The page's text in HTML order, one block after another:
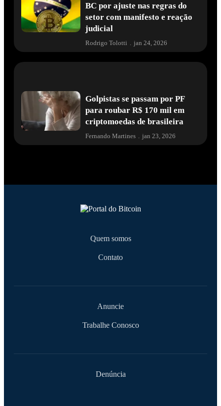
BC por ajuste nas regras do
setor com manifesto e reação
judicial
Rodrigo Tolotti . jan 24, 2026
Golpistas se passam por PF
para roubar R$ 170 mil em
criptomoedas de brasileira
Fernando Martines jan 23, 2026
Quem somos
Contato
Anuncie
Trabalhe Conosco
Denúncia